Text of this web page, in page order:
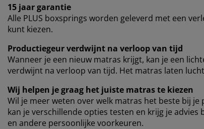
15 jaar garantie
Alle PLUS boxsprings worden geleverd met een
kunt kiezen.
Productiegeur verdwijnt na verloop van tijd
Wanneer je een nieuw matras krijgt, kan je een
verdwijnt na verloop van tijd. Het matras laten
Wij helpen je graag het juiste matras te kiezen
Wil je meer weten over welk matras het beste bij je
kan je verschillende opties testen en krijg je
en andere persoonlijke voorkeuren.